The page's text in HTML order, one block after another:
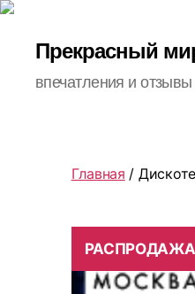
Прекрасный
впечатления и
Главная /